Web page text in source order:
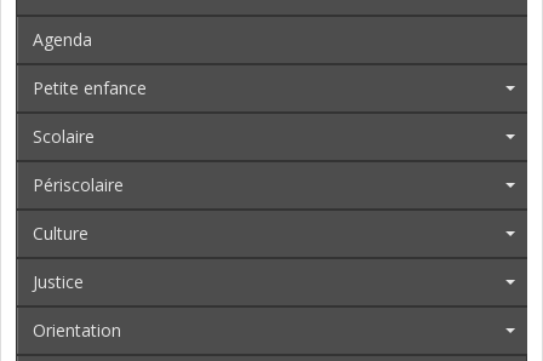
Agenda
Petite enfance
Scolaire
Périscolaire
Culture
Justice
Orientation